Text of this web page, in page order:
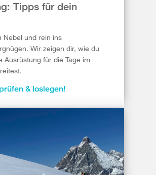
Tipps für dein
Nebel und rein ins
Wir zeigen dir, wie du
Ausrüstung für die Tage im
& loslegen!